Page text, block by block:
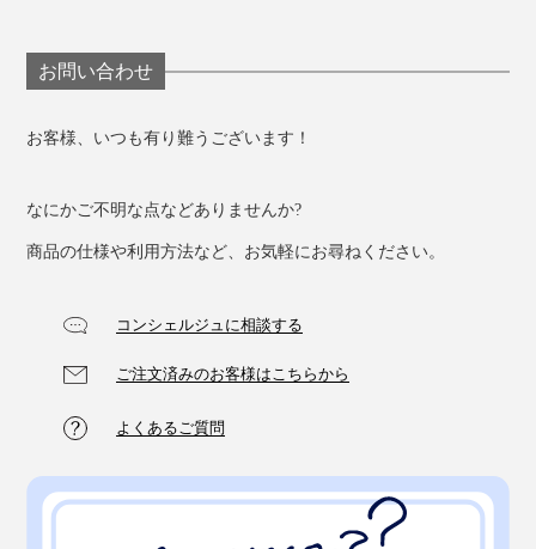
お問い合わせ
お客様、いつも有り難うございます！
なにかご不明な点などありませんか?
商品の仕様や利用方法など、お気軽にお尋ねください。
コンシェルジュに相談する
ご注文済みのお客様はこちらから
よくあるご質問